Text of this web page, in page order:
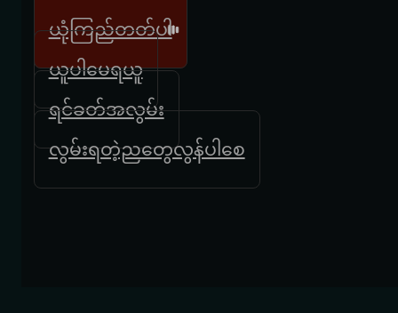
ယုံကြည်တတ်ပါ
ယူပါမေရယူ
ရင်ခတ်အလွမ်း
လွမ်းရတဲ့ညတွေလွန်ပါစေ